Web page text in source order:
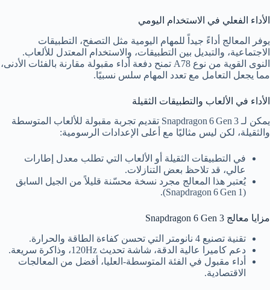
الأداء الفعلي في الاستخدام اليومي
يوفر المعالج أداءً جيداً للمهام اليومية مثل التصفح، التطبيقات
الاجتماعية، والتبديل بين التطبيقات، والاستخدام المعتدل للألعاب.
النوى القوية من نوع A78 تمنح دفعة أداء مقبولة مقارنة بالفئات الأدنى،
مما يجعل التعامل مع تعدد المهام سلس نسبيًا.
الأداء في الألعاب والتطبيقات الثقيلة
يمكن لـ Snapdragon 6 Gen 3 تقديم تجربة مقبولة للألعاب المتوسطة
والثقيلة، لكن ليس مثاليًا مع أعلى الإعدادات الرسومية:
في التطبيقات الثقيلة أو الألعاب التي تطلب معدل إطارات
عالي، قد تلاحظ بعض التنازلات.
يُعتبر هذا المعالج مجرد نسخة محسّنة قليلاً من الجيل السابق
(Snapdragon 6 Gen 1).
مزايا معالج Snapdragon 6 Gen 3
تقنية تصنيع 4 نانومتر التي تحسن كفاءة الطاقة والحرارة.
دعم كاميرا عالية الدقة، شاشة تحديث 120Hz، وذاكرة سريعة.
أداء مقبول في الفئة المتوسطة‑العليا، أفضل من المعالجات
الاقتصادية.